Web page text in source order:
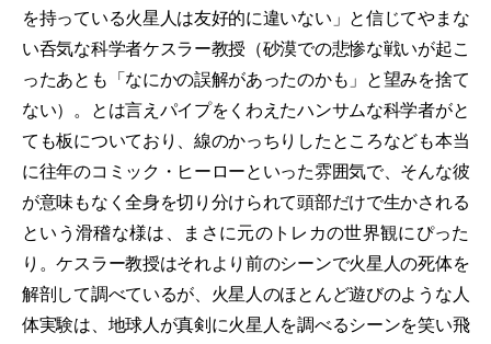
を持っている火星人は友好的に違いない」と信じてやまな
い呑気な科学者ケスラー教授（砂漠での悲惨な戦いが起こ
ったあとも「なにかの誤解があったのかも」と望みを捨て
ない）。とは言えパイプをくわえたハンサムな科学者がと
ても板についており、線のかっちりしたところなども本当
に往年のコミック・ヒーローといった雰囲気で、そんな彼
が意味もなく全身を切り分けられて頭部だけで生かされる
という滑稽な様は、まさに元のトレカの世界観にぴった
り。ケスラー教授はそれより前のシーンで火星人の死体を
解剖して調べているが、火星人のほとんど遊びのような人
体実験は、地球人が真剣に火星人を調べるシーンを笑い飛